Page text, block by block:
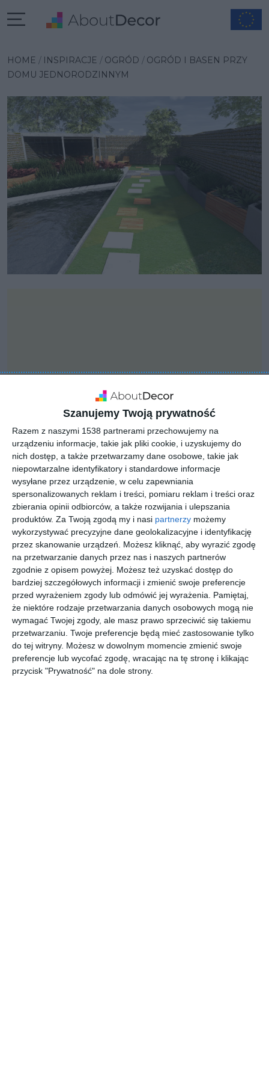
Szanujemy Twoją prywatność
Razem z naszymi 1538 partnerami przechowujemy na
urządzeniu informacje, takie jak pliki cookie, i uzyskujemy do
nich dostęp, a także przetwarzamy dane osobowe, takie jak
niepowtarzalne identyfikatory i standardowe informacje
wysyłane przez urządzenie, w celu zapewniania
spersonalizowanych reklam i treści, pomiaru reklam i treści oraz
zbierania opinii odbiorców, a także rozwijania i ulepszania
produktów. Za Twoją zgodą my i nasi partnerzy możemy
wykorzystywać precyzyjne dane geolokalizacyjne i identyfikację
przez skanowanie urządzeń. Możesz kliknąć, aby wyrazić zgodę
na przetwarzanie danych przez nas i naszych partnerów
zgodnie z opisem powyżej. Możesz też uzyskać dostęp do
bardziej szczegółowych informacji i zmienić swoje preferencje
przed wyrażeniem zgody lub odmówić jej wyrażenia. Pamiętaj,
że niektóre rodzaje przetwarzania danych osobowych mogą nie
wymagać Twojej zgody, ale masz prawo sprzeciwić się takiemu
przetwarzaniu. Twoje preferencje będą mieć zastosowanie tylko
do tej witryny. Możesz w dowolnym momencie zmienić swoje
preferencje lub wycofać zgodę, wracając na tę stronę i klikając
przycisk "Prywatność" na dole strony.
HOME INSPIRACJE OGRÓD
OGRÓD I BASEN PRZY
DOMU JEDNORODZINNYM
INSPIRACJA
Ogród i basen przy domu
jednorodzinnym
Aranżacja ogrodu i basenu przy domu jednorodzinnym.
AUTOR: DESIGNoff
DODAJ DO ULUBIONYCH
UDOSTĘPNIJ
Pozostałe zdjęcia w projekcie:Projekt domu z ogrodem i
basenem